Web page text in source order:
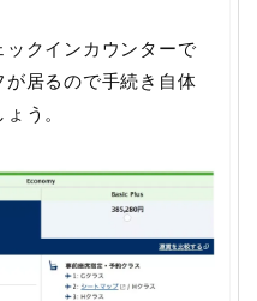
ックインカウンターで
居るので手続き自体
う。